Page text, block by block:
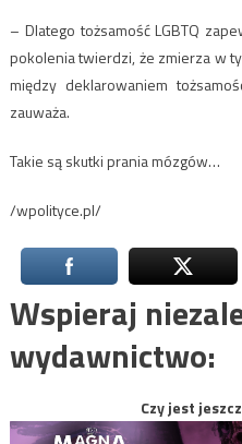
– Dlatego tożsamość LGBTQ
pokolenia twierdzi, że zmierza w
między deklarowaniem
zauważa.
Takie są skutki prania mózgów…
/wpolityce.pl/
Wspieraj
wydawnictwo:
Czy jest